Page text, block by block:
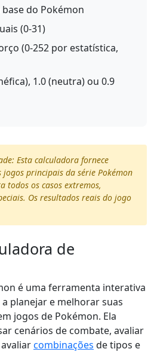
do Pokémon
(0-31)
(0-252 por estatística,
1.0 (neutra) ou 0.9
Esta calculadora fornece
jogos principais da série Pokémon
todos os casos extremos,
Os resultados reais do jogo
de
é uma ferramenta interativa
planejar e melhorar suas
jogos de Pokémon. Ela
cenários de combate, avaliar
combinações de tipos e